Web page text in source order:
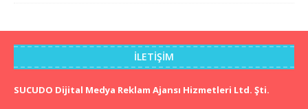
İLETIŞIM
SUCUDO Dijital Medya Reklam Ajansı Hizmetleri Ltd. Şti.